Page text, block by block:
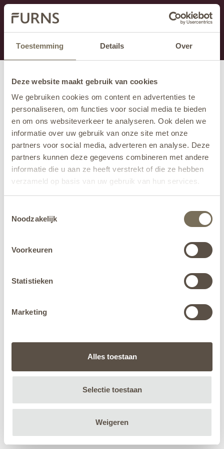
Toestemming Details Over
Deze website maakt gebruik van cookies
We gebruiken cookies om content en advertenties te
personaliseren, om functies voor social media te bieden
en om ons websiteverkeer te analyseren. Ook delen we
informatie over uw gebruik van onze site met onze
partners voor social media, adverteren en analyse. Deze
partners kunnen deze gegevens combineren met andere
informatie die u aan ze heeft verstrekt of die ze hebben
verzameld op basis van uw gebruik van hun services.
jehier.
Noodzakelijk
Voorkeuren
Statistieken
Marketing
Alles toestaan
Selectie toestaan
Weigeren
This section is currently under maintenance.
If you are missing information, you can call us at +31
413 745 423 or email us at info@furns.com